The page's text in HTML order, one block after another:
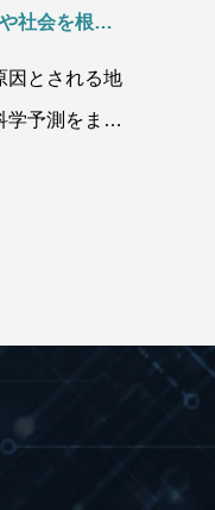
社会を根本か
因とされる地
学予測をまと
ネル（ＩＰ